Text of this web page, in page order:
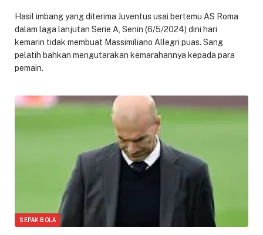
Hasil imbang yang diterima Juventus usai bertemu AS Roma
dalam laga lanjutan Serie A, Senin (6/5/2024) dini hari
kemarin tidak membuat Massimiliano Allegri puas. Sang
pelatih bahkan mengutarakan kemarahannya kepada para
pemain.
SEPAK BOLA